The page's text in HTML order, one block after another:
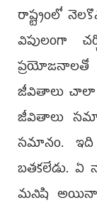
రాష్ట్రంలో
విపులంగా
ప్రయోజనాలతో
జీవితాలు చాలా
జీవితాలు
సమానం. ఇది
బతకలేడు. ఏ
మనిషి అయినా